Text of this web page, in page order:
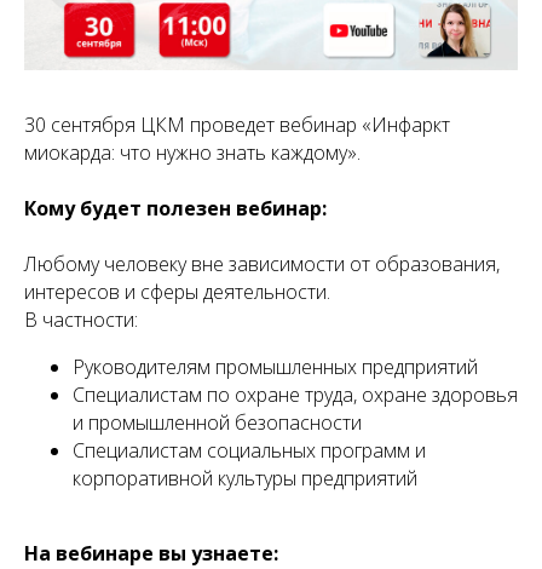
30 сентября ЦКМ проведет вебинар «Инфаркт
миокарда: что нужно знать каждому».
Кому будет полезен вебинар:
Любому человеку вне зависимости от образования,
интересов и сферы деятельности.
В частности:
Руководителям промышленных предприятий
Специалистам по охране труда, охране здоровья
и промышленной безопасности
Специалистам социальных программ и
корпоративной культуры предприятий
На вебинаре вы узнаете: